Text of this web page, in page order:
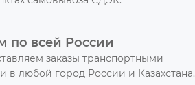
по всей России
заказы транспортными
в любой город России и Казахстана.